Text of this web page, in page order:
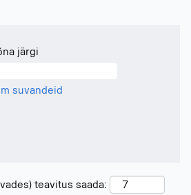
järgi
suvandeid
teavitus saada: